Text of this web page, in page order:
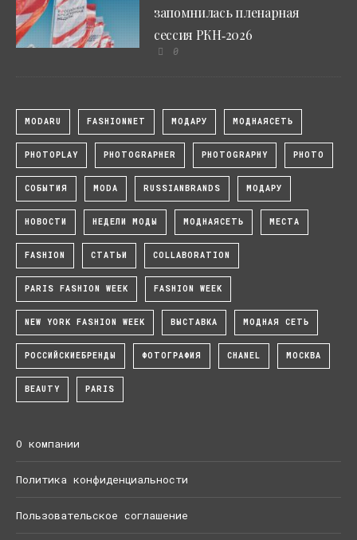
запомнилась пленарная
сессия РКН‑2026
0
MODARU FASHIONNET МОДАРУ МОДНАЯСЕТЬ
PHOTOPLAY PHOTOGRAPHER PHOTOGRAPHY PHOTO
СОБЫТИЯ MODA RUSSIANBRANDS МОДАРУ
НОВОСТИ НЕДЕЛИ МОДЫ МОДНАЯСЕТЬ МЕСТА
FASHION СТАТЬИ COLLABORATION
PARIS FASHION WEEK FASHION WEEK
NEW YORK FASHION WEEK ВЫСТАВКА МОДНАЯ СЕТЬ
РОССИЙСКИЕБРЕНДЫ ФОТОГРАФИЯ CHANEL МОСКВА
BEAUTY PARIS
О компании
Политика конфиденциальности
Пользовательское соглашение